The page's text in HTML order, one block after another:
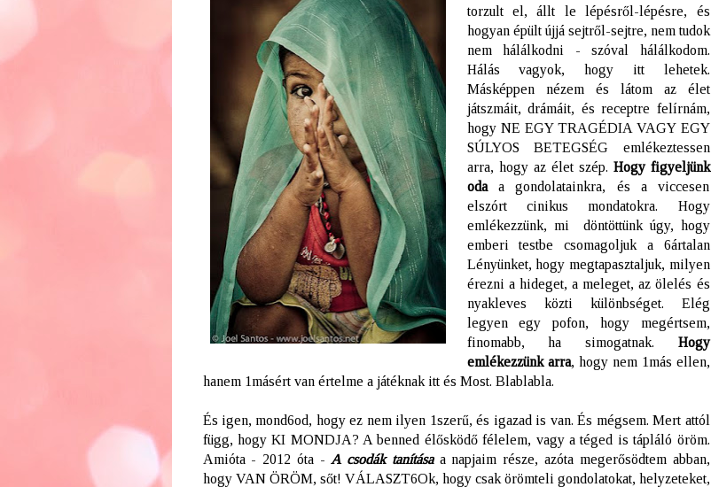
torzult el, állt le lépésről-lépésre, és
hogyan épült újjá sejtről-sejtre, nem tudok
nem hálálkodni - szóval hálálkodom.
Hálás vagyok, hogy itt lehetek.
Másképpen nézem és látom az élet
játszmáit, drámáit, és receptre felírnám,
hogy NE EGY TRAGÉDIA VAGY EGY
SÚLYOS BETEGSÉG emlékeztessen
arra, hogy az élet szép. Hogy figyeljünk
odaa gondolatainkra, és a viccesen
elszórt cinikus mondatokra. Hogy
emlékezzünk, mi döntöttünk úgy, hogy
emberi testbe csomagoljuk a 6ártalan
Lényünket, hogy megtapasztaljuk, milyen
érezni a hideget, a meleget, az ölelés és
nyakleves közti különbséget. Elég
legyen egy pofon, hogy megértsem,
finomabb, ha simogatnak. Hogy
emlékezzünk arra, hogy nem 1más ellen,
hanem 1másért van értelme a játéknak itt és Most. Blablabla.
És igen, mond6od, hogy ez nem ilyen 1szerű, és igazad is van. És mégsem. Mert attól
függ, hogy KI MONDJA? A benned élősködő félelem, vagy a téged is tápláló öröm.
Amióta - 2012 óta - A csodák tanításaa napjaim része, azóta megerősödtem abban,
hogy VAN ÖRÖM, sőt! VÁLASZT6Ok, hogy csak örömteli gondolatokat, helyzeteket,